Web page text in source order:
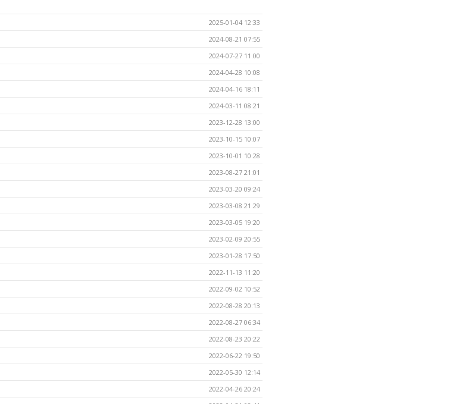
2025-01-04 12:33
2024-08-21 07:55
2024-07-27 11:00
2024-04-28 10:08
2024-04-16 18:11
2024-03-11 08:21
2023-12-28 13:00
2023-10-15 10:07
2023-10-01 10:28
2023-08-27 21:01
2023-03-20 09:24
2023-03-08 21:29
2023-03-05 19:20
2023-02-09 20:55
2023-01-28 17:50
2022-11-13 11:20
2022-09-02 10:52
2022-08-28 20:13
2022-08-27 06:34
2022-08-23 20:22
2022-06-22 19:50
2022-05-30 12:14
2022-04-26 20:24